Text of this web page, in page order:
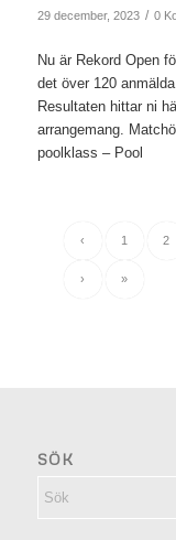
29 december, 2023 / 0
Nu är Rekord Open
det över 120
Resultaten hittar ni
arrangemang.
poolklass – Pool
‹ 1 2
› »
SÖK